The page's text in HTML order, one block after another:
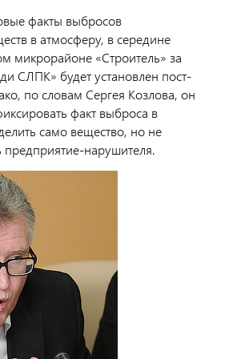
факты выбросов
в атмосферу, в середине
микрорайоне «Строитель» за
СЛПК» будет установлен пост-
по словам Сергея Козлова, он
факт выброса в
само вещество, но не
предприятие-нарушителя.